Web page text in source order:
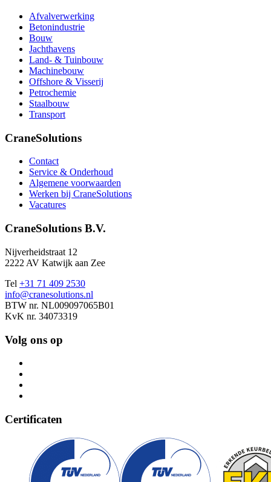
Afvalverwerking
Betonindustrie
Bouw
Jachthavens
Land- & Tuinbouw
Machinebouw
Offshore & Visserij
Petrochemie
Staalbouw
Transport
CraneSolutions
Contact
Service & Onderhoud
Algemene voorwaarden
Werken bij CraneSolutions
Vacatures
CraneSolutions B.V.
Nijverheidstraat 12
2222 AV Katwijk aan Zee
Tel +31 71 409 2530
info@cranesolutions.nl
BTW nr. NL009097065B01
KvK nr. 34073319
Volg ons op
Certificaten